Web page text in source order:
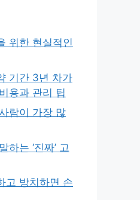
위한 현실적인
기간 3년 차가
용과 관리 팁
람이 가장 많
하는 ‘진짜’ 고
고 방치하면 손